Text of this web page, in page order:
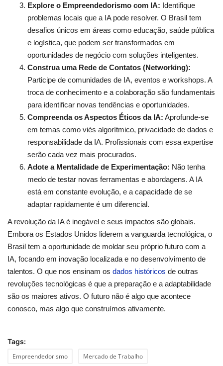
Explore o Empreendedorismo com IA: Identifique
problemas locais que a IA pode resolver. O Brasil tem
desafios únicos em áreas como educação, saúde pública
e logística, que podem ser transformados em
oportunidades de negócio com soluções inteligentes.
Construa uma Rede de Contatos (Networking):
Participe de comunidades de IA, eventos e workshops. A
troca de conhecimento e a colaboração são fundamentais
para identificar novas tendências e oportunidades.
Compreenda os Aspectos Éticos da IA: Aprofunde-se
em temas como viés algorítmico, privacidade de dados e
responsabilidade da IA. Profissionais com essa expertise
serão cada vez mais procurados.
Adote a Mentalidade de Experimentação: Não tenha
medo de testar novas ferramentas e abordagens. A IA
está em constante evolução, e a capacidade de se
adaptar rapidamente é um diferencial.
A revolução da IA é inegável e seus impactos são globais.
Embora os Estados Unidos liderem a vanguarda tecnológica, o
Brasil tem a oportunidade de moldar seu próprio futuro com a
IA, focando em inovação localizada e no desenvolvimento de
talentos. O que nos ensinam os dados históricos de outras
revoluções tecnológicas é que a preparação e a adaptabilidade
são os maiores ativos. O futuro não é algo que acontece
conosco, mas algo que construímos ativamente.
Tags:
Empreendedorismo
Mercado de Trabalho